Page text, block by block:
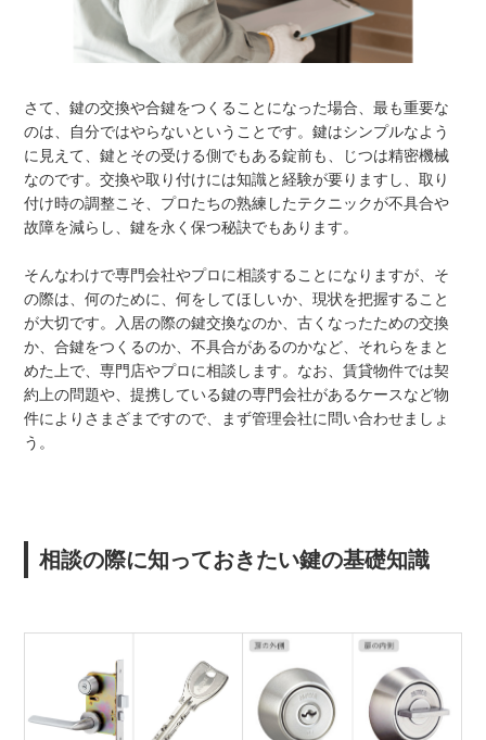
さて、鍵の交換や合鍵をつくることになった場合、最も重要な
のは、自分ではやらないということです。鍵はシンプルなよう
に見えて、鍵とその受ける側でもある錠前も、じつは精密機械
なのです。交換や取り付けには知識と経験が要りますし、取り
付け時の調整こそ、プロたちの熟練したテクニックが不具合や
故障を減らし、鍵を永く保つ秘訣でもあります。
そんなわけで専門会社やプロに相談することになりますが、そ
の際は、何のために、何をしてほしいか、現状を把握すること
が大切です。入居の際の鍵交換なのか、古くなったための交換
か、合鍵をつくるのか、不具合があるのかなど、それらをまと
めた上で、専門店やプロに相談します。なお、賃貸物件では契
約上の問題や、提携している鍵の専門会社があるケースなど物
件によりさまざまですので、まず管理会社に問い合わせましょ
う。
相談の際に知っておきたい鍵の基礎知識